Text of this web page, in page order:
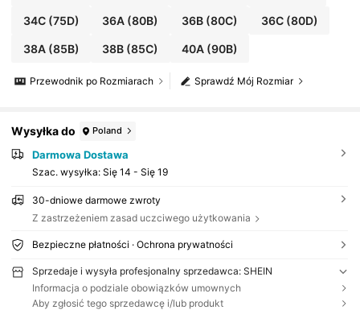
34C(75D) 36A (80B) 36B(80C) 36C(80D)
38A(85B) 38B (85C) 40A(90B)
Sprawdź Mój Rozmiar
Przewodnik po Rozmiarach
Wysyłka do Poland
Darmowa Dostawa
Szac. wysyłka: Się 14 - Się 19
30-dniowe darmowe zwroty
Z zastrzeżeniem zasad uczciwego użytkowania
Bezpieczne płatności · Ochrona prywatności
Sprzedaje i wysyła profesjonalny sprzedawca: SHEIN
Informacja o podziale obowiązków umownych
Aby zgłosić tego sprzedawcę i/lub produkt